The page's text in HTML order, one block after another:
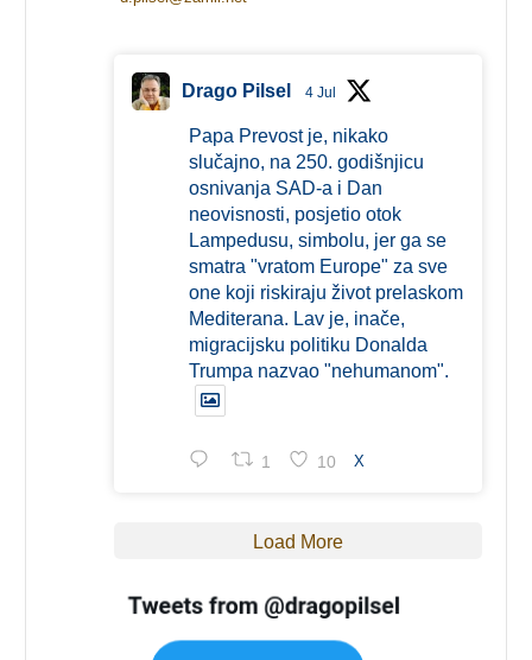
Drago Pilsel 4 Jul
Papa Prevost je, nikako
slučajno, na 250. godišnjicu
osnivanja SAD-a i Dan
neovisnosti, posjetio otok
Lampedusu, simbolu, jer ga se
smatra "vratom Europe" za sve
one koji riskiraju život prelaskom
Mediterana. Lav je, inače,
migracijsku politiku Donalda
Trumpa nazvao "nehumanom".
1 10 X
Load More